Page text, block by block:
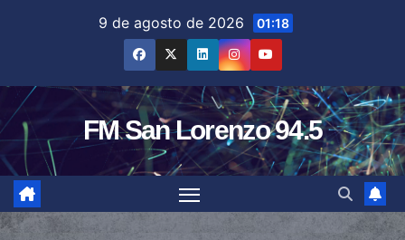
9 de agosto de 2026 01:18
FM San Lorenzo 94.5